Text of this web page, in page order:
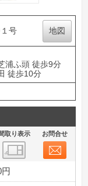
号 地図
浦ふ頭 徒歩9分
徒歩10分
間取り表示 お問合せ
円